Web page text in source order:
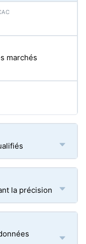
marchés
la précision